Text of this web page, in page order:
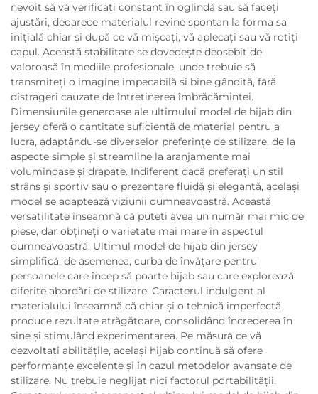
nevoit să vă verificați constant în oglindă sau să faceți
ajustări, deoarece materialul revine spontan la forma sa
inițială chiar și după ce vă mișcați, vă aplecați sau vă rotiți
capul. Această stabilitate se dovedește deosebit de
valoroasă în mediile profesionale, unde trebuie să
transmiteți o imagine impecabilă și bine gândită, fără
distrageri cauzate de întreținerea îmbrăcămintei.
Dimensiunile generoase ale ultimului model de hijab din
jersey oferă o cantitate suficientă de material pentru a
lucra, adaptându-se diverselor preferințe de stilizare, de la
aspecte simple și streamline la aranjamente mai
voluminoase și drapate. Indiferent dacă preferați un stil
strâns și sportiv sau o prezentare fluidă și elegantă, același
model se adaptează viziunii dumneavoastră. Această
versatilitate înseamnă că puteți avea un număr mai mic de
piese, dar obțineți o varietate mai mare în aspectul
dumneavoastră. Ultimul model de hijab din jersey
simplifică, de asemenea, curba de învățare pentru
persoanele care încep să poarte hijab sau care explorează
diferite abordări de stilizare. Caracterul indulgent al
materialului înseamnă că chiar și o tehnică imperfectă
produce rezultate atrăgătoare, consolidând încrederea în
sine și stimulând experimentarea. Pe măsură ce vă
dezvoltați abilitățile, același hijab continuă să ofere
performanțe excelente și în cazul metodelor avansate de
stilizare. Nu trebuie neglijat nici factorul portabilității.